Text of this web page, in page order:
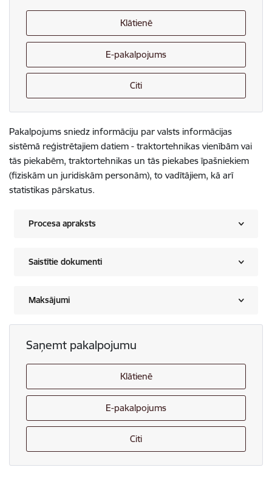
Klātienē
E-pakalpojums
Citi
Pakalpojums sniedz informāciju par valsts informācijas
sistēmā reģistrētajiem datiem - traktortehnikas vienībām vai
tās piekabēm, traktortehnikas un tās piekabes īpašniekiem
(fiziskām un juridiskām personām), to vadītājiem, kā arī
statistikas pārskatus.
Procesa apraksts
Saistītie dokumenti
Maksājumi
Saņemt pakalpojumu
Klātienē
E-pakalpojums
Citi